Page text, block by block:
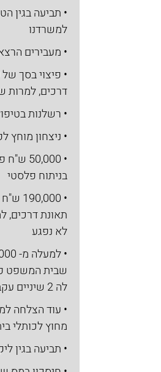
• תביעה בגין
למשרדנו
• מעבירים
דרכים, למרות
• רשלנות
• ניצחון מוחץ
•
בניתוח פלסטי
•
תאונת דרכים,
לא נפגע
שבית המשפט
לה 2 שיניים עקב קריסה של מיטת עיסוי
• עוד הצלחה
מחוץ לכותלי
• תביעה בגין